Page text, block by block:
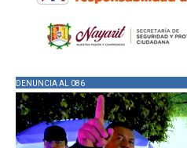
DENUNCIA AL 086